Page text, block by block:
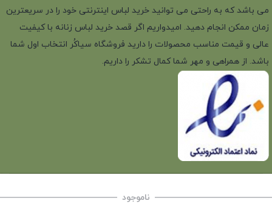
ناموجود
می باشد که به راحتی می توانید خرید لباس اینترنتی خود را در سریعترین
زمان ممکن انجام دهید. امیدواریم اگر قصد خرید لباس زنانه با کیفیت
عالی و قیمت مناسب محصولات را دارید فروشگاه سیاکُر انتخاب اول شما
باشد. از همراهی و مهر شما کمال تشکر را داریم.